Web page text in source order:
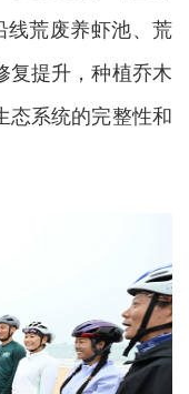
线荒废养虾池、荒
复提升，种植乔木
态系统的完整性和